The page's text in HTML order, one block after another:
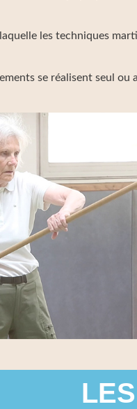
les techniques
se réalisent seul ou